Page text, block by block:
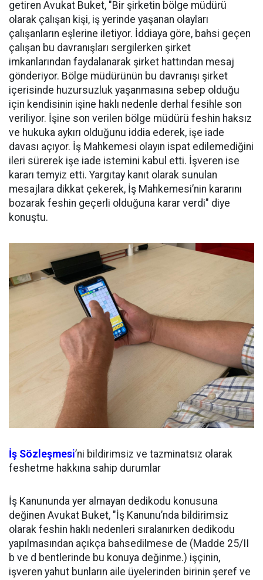
getiren Avukat Buket, "Bir şirketin bölge müdürü
olarak çalışan kişi, iş yerinde yaşanan olayları
çalışanların eşlerine iletiyor. İddiaya göre, bahsi geçen
çalışan bu davranışları sergilerken şirket
imkanlarından faydalanarak şirket hattından mesaj
gönderiyor. Bölge müdürünün bu davranışı şirket
içerisinde huzursuzluk yaşanmasına sebep olduğu
için kendisinin işine haklı nedenle derhal fesihle son
veriliyor. İşine son verilen bölge müdürü feshin haksız
ve hukuka aykırı olduğunu iddia ederek, işe iade
davası açıyor. İş Mahkemesi olayın ispat edilemediğini
ileri sürerek işe iade istemini kabul etti. İşveren ise
kararı temyiz etti. Yargıtay kanıt olarak sunulan
mesajlara dikkat çekerek, İş Mahkemesi’nin kararını
bozarak feshin geçerli olduğuna karar verdi" diye
konuştu.
İş Sözleşmesi’ni bildirimsiz ve tazminatsız olarak
feshetme hakkına sahip durumlar
İş Kanununda yer almayan dedikodu konusuna
değinen Avukat Buket, "İş Kanunu’nda bildirimsiz
olarak feshin haklı nedenleri sıralanırken dedikodu
yapılmasından açıkça bahsedilmese de (Madde 25/II
b ve d bentlerinde bu konuya değinme.) işçinin,
işveren yahut bunların aile üyelerinden birinin şeref ve